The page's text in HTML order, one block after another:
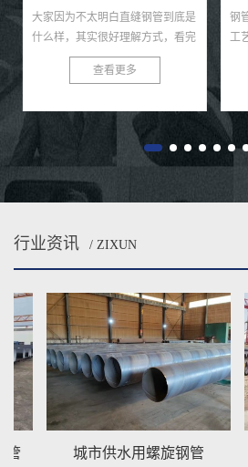
大家因为不太明白直缝钢管到底是
什么样，其实很好理解方式，看完
一篇文章你就懂啦。 无缝钢管按
照工作方法能够可分五种方式，即
查看更多
钢
工
送
统
行业资讯 / ZIXUN
城市供水用螺旋钢管